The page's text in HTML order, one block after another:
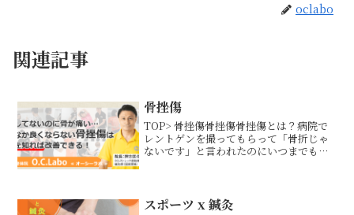
oclabo
関連記事
骨挫傷
TOP> 骨挫傷骨挫傷骨挫傷とは？病院で
レントゲンを撮ってもらって「骨折じゃ
ないです」と言われたのにいつまでも骨
の打撲で、倒れたりぶ...
スポーツ x 鍼灸